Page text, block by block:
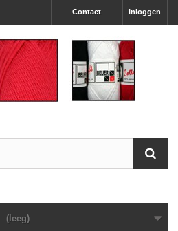
Inloggen
Contact
(leeg)